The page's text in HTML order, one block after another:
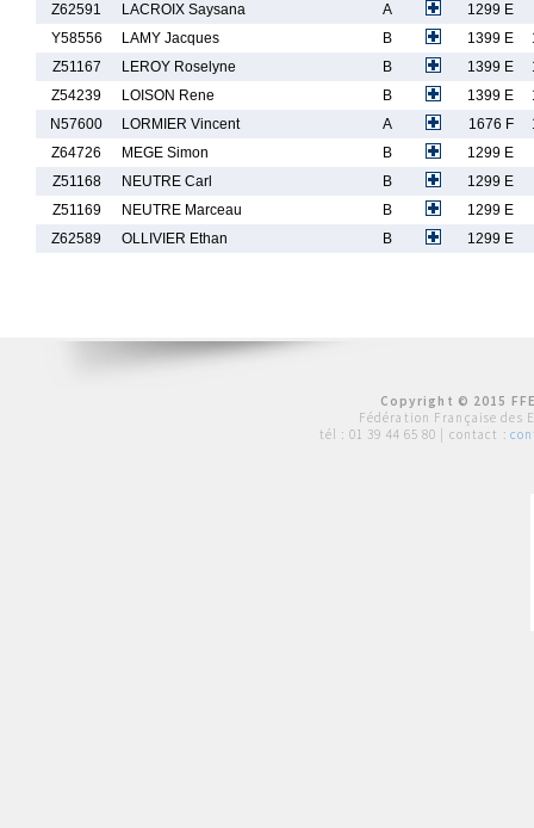
Z62591
LACROIX Saysana A
1299 E
Y58556
LAMY Jacques B 1399 E
Z51167
LEROY Roselyne B 1399 E
Z54239
LOISON Rene B 1399 E
N57600
LORMIER Vincent A 1676 F
Z64726
MEGE Simon B
1299 E
Z51168
NEUTRE Carl B
1299 E
Z51169
NEUTRE Marceau B
1299 E
Z62589
OLLIVIER Ethan B 1299 E
Copyright © 2015
Fédération Française des
tél : 01 39 44 65 80 | contact :